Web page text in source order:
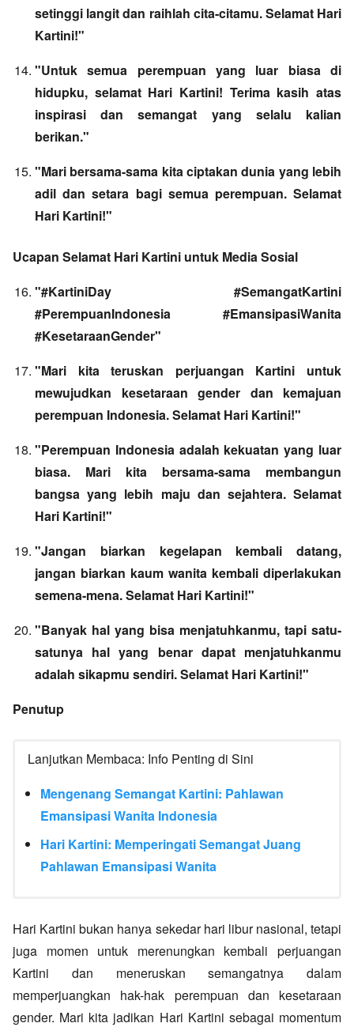
setinggi langit dan raihlah cita-citamu. Selamat Hari
Kartini!"
"Untuk semua perempuan yang luar biasa di
hidupku, selamat Hari Kartini! Terima kasih atas
inspirasi dan semangat yang selalu kalian
berikan."
"Mari bersama-sama kita ciptakan dunia yang lebih
adil dan setara bagi semua perempuan. Selamat
Hari Kartini!"
Ucapan Selamat Hari Kartini untuk Media Sosial
"#KartiniDay #SemangatKartini
#PerempuanIndonesia #EmansipasiWanita
#KesetaraanGender"
"Mari kita teruskan perjuangan Kartini untuk
mewujudkan kesetaraan gender dan kemajuan
perempuan Indonesia. Selamat Hari Kartini!"
"Perempuan Indonesia adalah kekuatan yang luar
biasa. Mari kita bersama-sama membangun
bangsa yang lebih maju dan sejahtera. Selamat
Hari Kartini!"
"Jangan biarkan kegelapan kembali datang,
jangan biarkan kaum wanita kembali diperlakukan
semena-mena. Selamat Hari Kartini!"
"Banyak hal yang bisa menjatuhkanmu, tapi satu-
satunya hal yang benar dapat menjatuhkanmu
adalah sikapmu sendiri. Selamat Hari Kartini!"
Penutup
Lanjutkan Membaca: Info Penting di Sini
Mengenang Semangat Kartini: Pahlawan
Emansipasi Wanita Indonesia
Hari Kartini: Memperingati Semangat Juang
Pahlawan Emansipasi Wanita
Hari Kartini bukan hanya sekedar hari libur nasional, tetapi
juga momen untuk merenungkan kembali perjuangan
Kartini dan meneruskan semangatnya dalam
memperjuangkan hak-hak perempuan dan kesetaraan
gender. Mari kita jadikan Hari Kartini sebagai momentum